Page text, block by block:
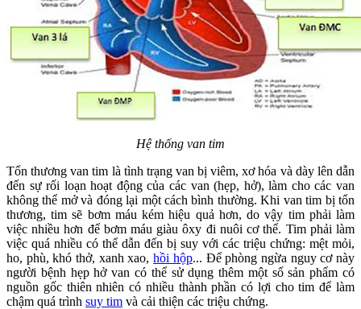
Hệ thống van tim
Tổn thương van tim là tình trạng van bị viêm, xơ hóa và dày lên dẫn
đến sự rối loạn hoạt động của các van (hẹp, hở), làm cho các van
không thể mở và đóng lại một cách bình thường. Khi van tim bị tổn
thương, tim sẽ bơm máu kém hiệu quả hơn, do vậy tim phải làm
việc nhiều hơn để bơm máu giàu ôxy đi nuôi cơ thể. Tim phải làm
việc quá nhiều có thể dẫn đến bị suy với các triệu chứng: mệt mỏi,
ho, phù, khó thở, xanh xao,hồi hộp... Để phòng ngừa nguy cơ này
người bệnh hẹp hở van có thể sử dụng thêm một số sản phẩm có
nguồn gốc thiên nhiên có nhiều thành phần có lợi cho tim để làm
chậm quá trình suy tim và cải thiện các triệu chứng.